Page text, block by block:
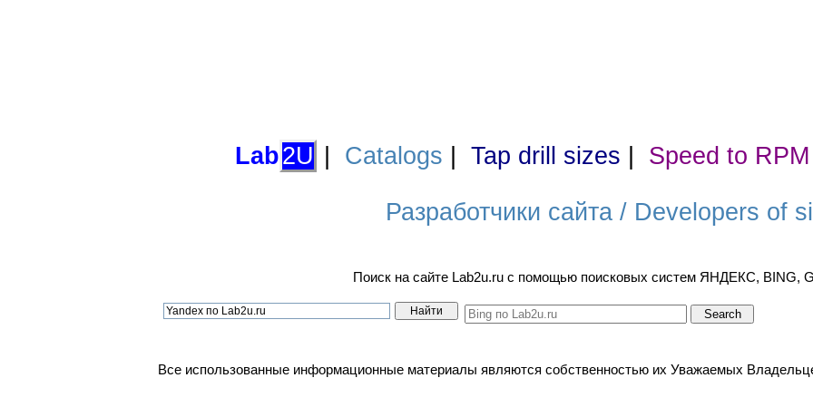
Lab2U Catalogs Tap drill sizes Speed to RPM
Разработчики сайта / Developers of
Поиск на сайте Lab2u.ru с помощью поисковых систем ЯНДЕКС, BING,
Все использованные информационные материалы являются собственностью их Уважаемых